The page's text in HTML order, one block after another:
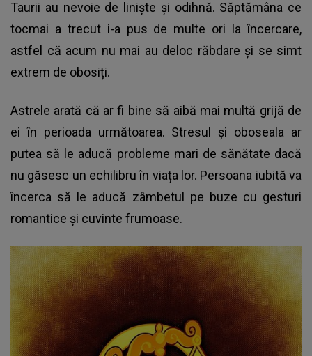
Taurii au nevoie de liniște și odihnă. Săptămâna ce
tocmai a trecut i-a pus de multe ori la încercare,
astfel că acum nu mai au deloc răbdare și se simt
extrem de obosiți.
Astrele arată că ar fi bine să aibă mai multă grijă de
ei în perioada următoarea. Stresul și oboseala ar
putea să le aducă probleme mari de sănătate dacă
nu găsesc un echilibru în viața lor. Persoana iubită va
încerca să le aducă zâmbetul pe buze cu gesturi
romantice și cuvinte frumoase.